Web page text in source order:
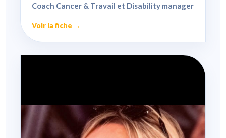
Coach Cancer & Travail et Disability manager
Voir la fiche →